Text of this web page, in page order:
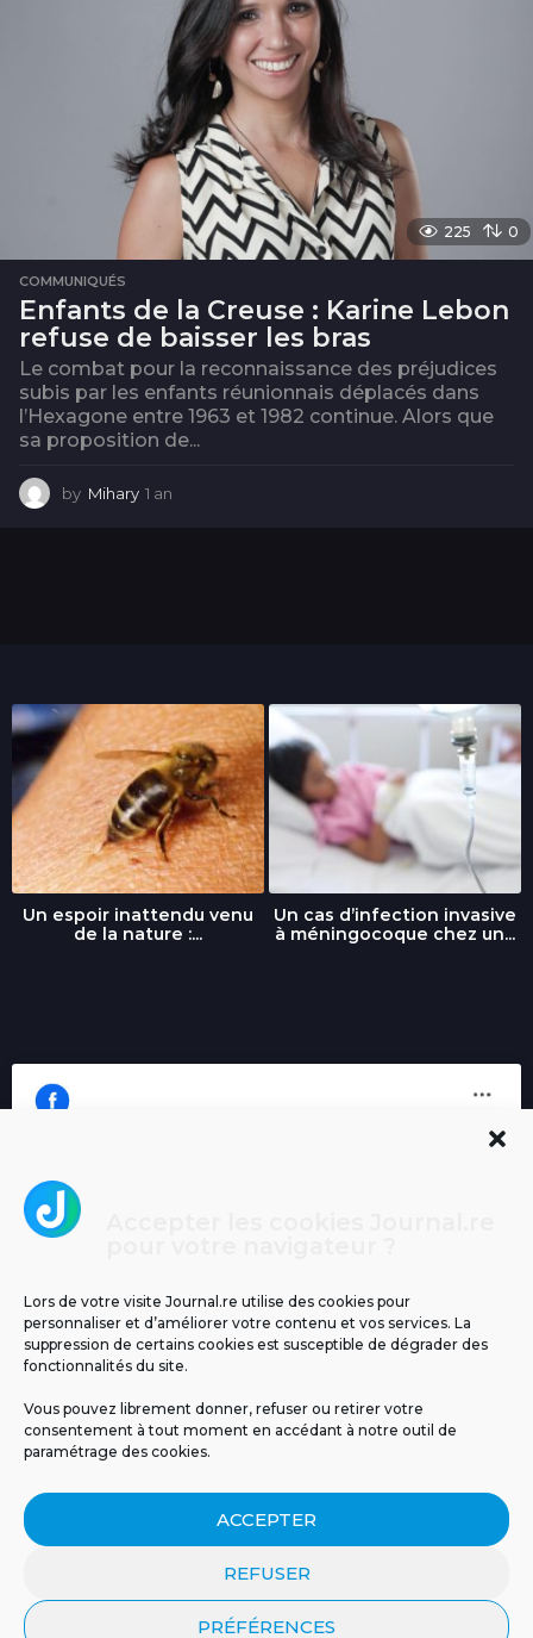
Lors de votre visite Journal.re utilise des cookies pour
personnaliser et d’améliorer votre contenu et vos services. La
suppression de certains cookies est susceptible de dégrader des
fonctionnalités du site.
Vous pouvez librement donner, refuser ou retirer votre
consentement à tout moment en accédant à notre outil de
paramétrage des cookies.
ACCEPTER
REFUSER
PRÉFÉRENCES
225 0
COMMUNIQUÉS
Enfants de la Creuse : Karine Lebon
refuse de baisser les bras
Le combat pour la reconnaissance des préjudices
subis par les enfants réunionnais déplacés dans
l’Hexagone entre 1963 et 1982 continue. Alors que
sa proposition de...
by Mihary 1 an
Un espoir inattendu venu
de la nature :...
Un cas d’infection invasive
à méningocoque chez un...
MENTIONS LÉGALES PUBLICITÉ
BLOG
NOS ÉMISSIONS
POLITIQUE DE CONFIDENTIALITÉ
CONTACT